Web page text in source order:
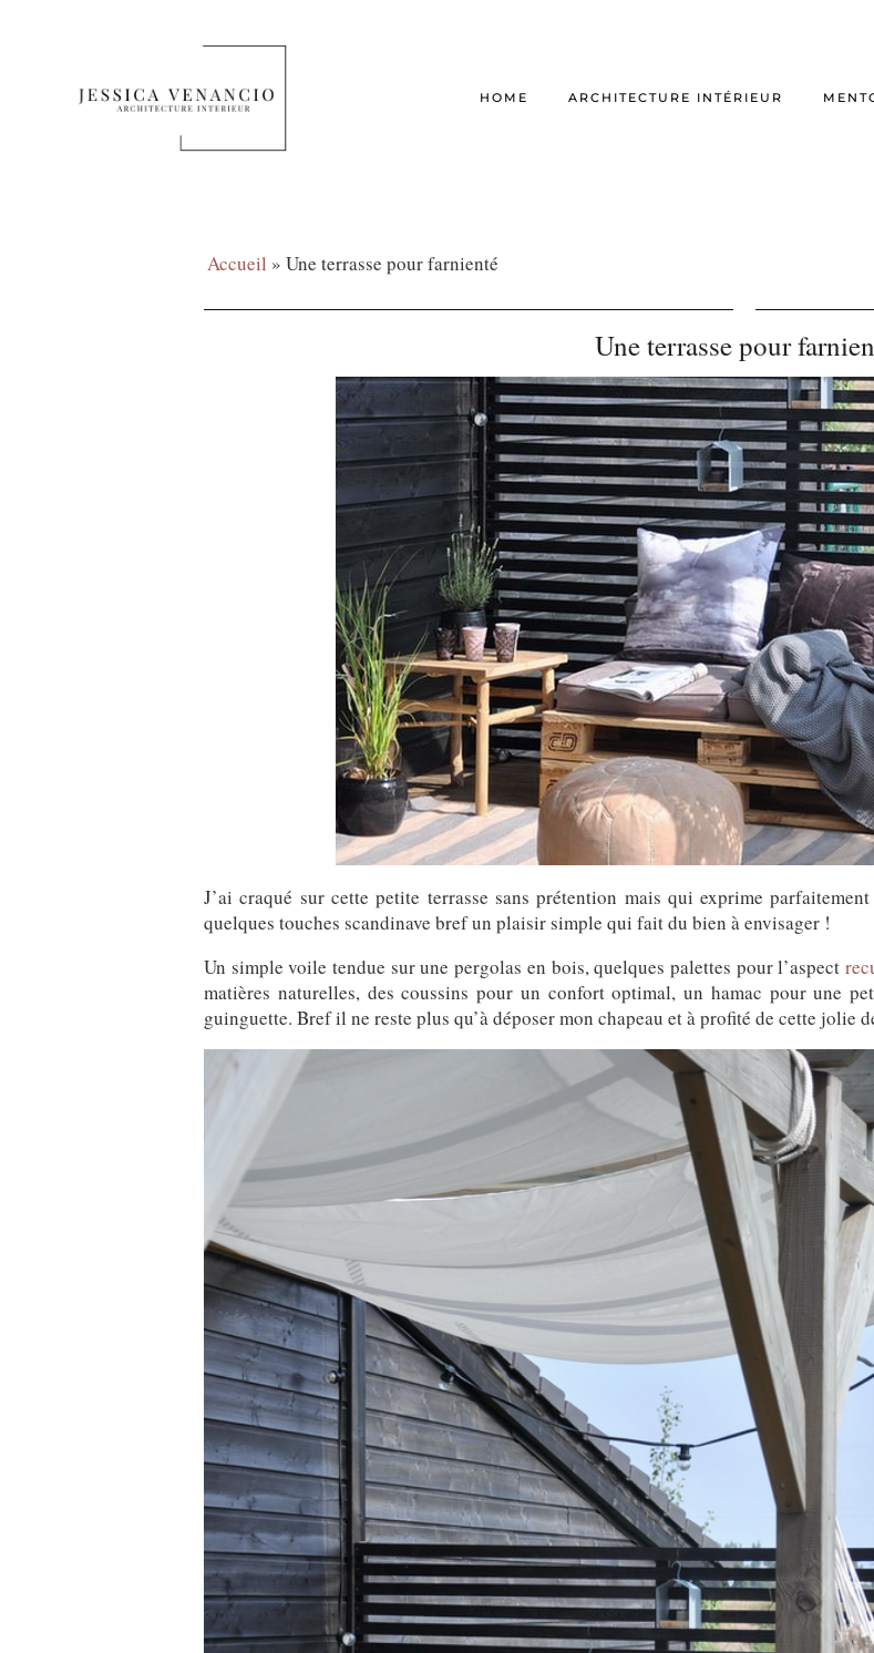
HOME ARCHITECTURE INTÉRIEUR
Accueil » Une terrasse pour farnienté
Une terrasse pour
J’ai craqué sur cette petite terrasse sans prétention mais qui exprime
quelques touches scandinave bref un plaisir simple qui fait du bien à envisager !
Un simple voile tendue sur une pergolas en bois, quelques palettes pour l’aspect
matières naturelles, des coussins pour un confort optimal, un hamac pour une
guinguette. Bref il ne reste plus qu’à déposer mon chapeau et à profité de cette jolie